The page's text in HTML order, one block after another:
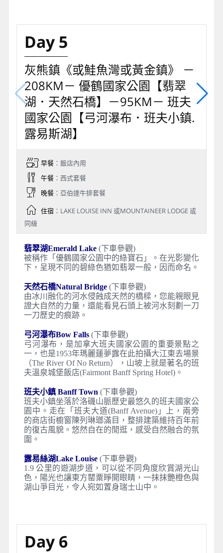
Day 5
灰熊鎮《或鮭魚灣或黃金鎮》 －
208KM－ 優鶴國家公園【翡翠
湖．天然石橋】－95KM－ 班夫
國家公園【弓河瀑布．班夫小鎮.
露易斯湖】
早餐：飯店內用
午餐：西式套餐
晚餐：亞伯達牛排套餐
住宿：LAKE LOUISE INN 或MOUNTAINEER LODGE 或
同級
翡翠湖Emerald Lake(下車參觀)
被稱作「優鶴國家公園中的綠寶石」。在光影變化
下，呈現不同的碧綠色猶如翡翠一般，因而命名。
天然石橋Natural Bridge(下車參觀)
由冰川融化的河水侵蝕成天然的橋樑，您能親眼見
證大自然的力量，還能看見石頭上被河水刻劃一刀
一刀歷史的痕跡。
弓河瀑布Bow Falls (下車參觀)
弓河瀑布，是加拿大班夫國家公園的重要景點之
一，也是1953年瑪麗蓮夢露在此拍攝大江東去場景
（The River Of No Return），山坡上就是著名的班
夫溫泉城堡飯店(Fairmont Banff Spring Hotel)。
班夫小鎮 Banff Town(下車參觀)
班夫小鎮坐落於洛磯山脈歷史最悠久的班夫國家公
園中。走在「班夫大道(Banff Avenue)」上，兩旁
的商店街櫥窗陳列琳瑯滿目，整排建築維持百年前
的復古風貌。悠然自在的閒逛，感受自然融合的氛
圍。
露易絲湖Lake Louise (下車參觀)
1.9 公里的遊湖步道，可以從不同角度欣賞湖光山
色，陽光也讓東方罌粟睜開眼睛，一抹抹艷橙色與
湖山爭目光，令人宛如置身瑞士山中。
Day 6